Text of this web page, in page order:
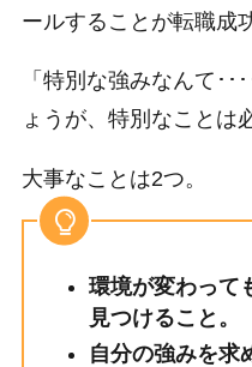
ールすることが転職成
「特別な強みなんて･･
ょうが、特別なことは
大事なことは2つ。
環境が変わって
見つけること。
自分の強みを求